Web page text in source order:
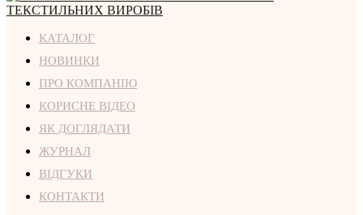
КАТАЛОГ
НОВИНКИ
ПРО КОМПАНІЮ
КОРИСНЕ ВІДЕО
ЯК ДОГЛЯДАТИ
ЖУРНАЛ
ВІДГУКИ
КОНТАКТИ